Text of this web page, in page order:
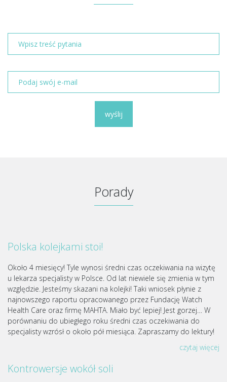
wyślij
Porady
Polska kolejkami stoi!
Około 4 miesięcy! Tyle wynosi średni czas oczekiwania na wizytę
u lekarza specjalisty w Polsce. Od lat niewiele się zmienia w tym
względzie. Jesteśmy skazani na kolejki! Taki wniosek płynie z
najnowszego raportu opracowanego przez Fundację Watch
Health Care oraz firmę MAHTA. Miało być lepiej! Jest gorzej… W
porównaniu do ubiegłego roku średni czas oczekiwania do
specjalisty wzrósł o około pół miesiąca. Zapraszamy do lektury!
czytaj więcej
Kontrowersje wokół soli